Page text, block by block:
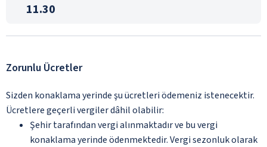
11.30
Zorunlu Ücretler
Sizden konaklama yerinde şu ücretleri ödemeniz istenecektir.
Ücretlere geçerli vergiler dâhil olabilir:
Şehir tarafından vergi alınmaktadır ve bu vergi
konaklama yerinde ödenmektedir. Vergi sezonluk olarak